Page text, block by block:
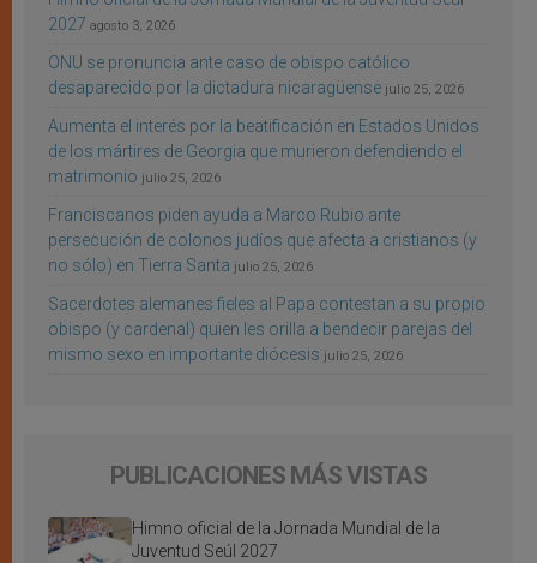
2027 agosto 3, 2026
ONU se pronuncia ante caso de obispo católico
desaparecido por la dictadura nicaragüense julio 25, 2026
Aumenta el interés por la beatificación en Estados Unidos
de los mártires de Georgia que murieron defendiendo el
matrimonio julio 25, 2026
Franciscanos piden ayuda a Marco Rubio ante
persecución de colonos judíos que afecta a cristianos (y
no sólo) en Tierra Santa julio 25, 2026
Sacerdotes alemanes fieles al Papa contestan a su propio
obispo (y cardenal) quien les orilla a bendecir parejas del
mismo sexo en importante diócesis julio 25, 2026
PUBLICACIONES MÁS VISTAS
Himno oficial de la Jornada Mundial de la
Juventud Seúl 2027